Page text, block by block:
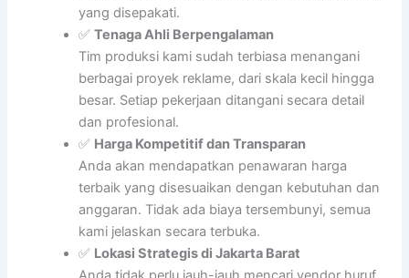
yang disepakati.
✅Tenaga Ahli Berpengalaman
Tim produksi kami sudah terbiasa menangani
berbagai proyek reklame, dari skala kecil hingga
besar. Setiap pekerjaan ditangani secara detail
dan profesional.
✅ Harga Kompetitif dan Transparan
Anda akan mendapatkan penawaran harga
terbaik yang disesuaikan dengan kebutuhan dan
anggaran. Tidak ada biaya tersembunyi, semua
kami jelaskan secara terbuka.
✅ Lokasi Strategis di Jakarta Barat